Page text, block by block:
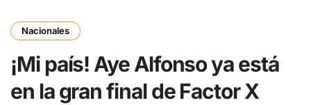
Nacionales
¡Mi país! Aye Alfonso ya está
en la gran final de Factor X